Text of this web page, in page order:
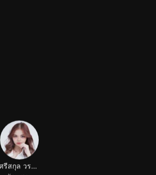
ศรีสกุล วรรณสถิตย์